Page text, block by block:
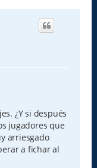
¿Y si después
jugadores que
arriesgado
a fichar al